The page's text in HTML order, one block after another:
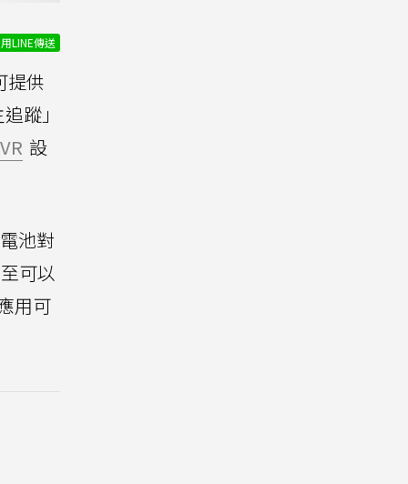
用LINE傳送
提供
蹤」
VR 設
池對
可以
用可